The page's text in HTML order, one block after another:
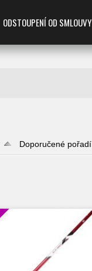
ODSTOUPENÍ OD SMLOUVY
Doporučené pořadí